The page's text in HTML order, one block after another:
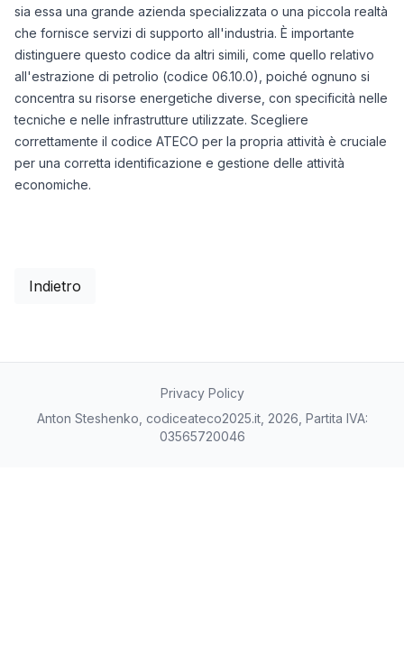
sia essa una grande azienda specializzata o una piccola realtà
che fornisce servizi di supporto all'industria. È importante
distinguere questo codice da altri simili, come quello relativo
all'estrazione di petrolio (codice 06.10.0), poiché ognuno si
concentra su risorse energetiche diverse, con specificità nelle
tecniche e nelle infrastrutture utilizzate. Scegliere
correttamente il codice ATECO per la propria attività è cruciale
per una corretta identificazione e gestione delle attività
economiche.
Indietro
Privacy Policy
Anton Steshenko, codiceateco2025.it, 2026, Partita IVA:
03565720046